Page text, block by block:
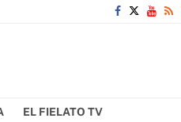
EL FIELATO TV